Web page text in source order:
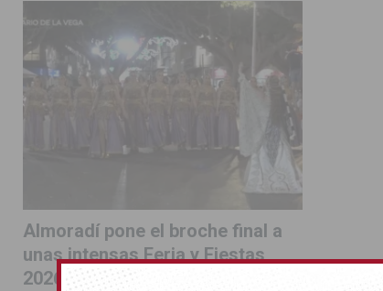
Almoradí pone el broche final a
unas intensas Feria y Fiestas
2026